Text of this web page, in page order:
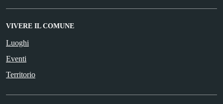
VIVERE IL COMUNE
Luoghi
Eventi
Territorio